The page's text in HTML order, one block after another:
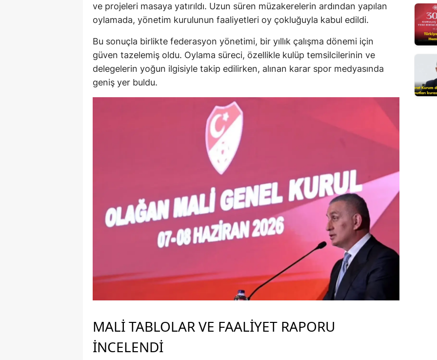
Kırklareli
Kocaeli
Konya
Kütahya
Malatya
ve projeleri masaya yatırıldı. Uzun süren müzakerelerin ardından yapılan
oylamada, yönetim kurulunun faaliyetleri oy çokluğuyla kabul edildi.
Bu sonuçla birlikte federasyon yönetimi, bir yıllık çalışma dönemi için
güven tazelemiş oldu. Oylama süreci, özellikle kulüp temsilcilerinin ve
delegelerin yoğun ilgisiyle takip edilirken, alınan karar spor medyasında
geniş yer buldu.
MALİ TABLOLAR VE FAALİYET RAPORU
İNCELENDİ